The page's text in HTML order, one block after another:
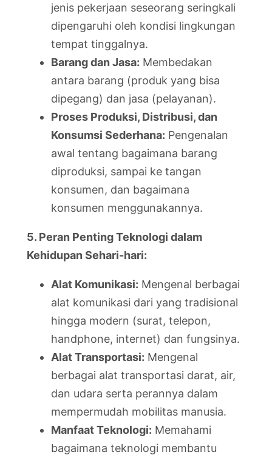
jenis pekerjaan seseorang seringkali
dipengaruhi oleh kondisi lingkungan
tempat tinggalnya.
Barang dan Jasa: Membedakan
antara barang (produk yang bisa
dipegang) dan jasa (pelayanan).
Proses Produksi, Distribusi, dan
Konsumsi Sederhana: Pengenalan
awal tentang bagaimana barang
diproduksi, sampai ke tangan
konsumen, dan bagaimana
konsumen menggunakannya.
5. Peran Penting Teknologi dalam
Kehidupan Sehari-hari:
Alat Komunikasi: Mengenal berbagai
alat komunikasi dari yang tradisional
hingga modern (surat, telepon,
handphone, internet) dan fungsinya.
Alat Transportasi: Mengenal
berbagai alat transportasi darat, air,
dan udara serta perannya dalam
mempermudah mobilitas manusia.
Manfaat Teknologi: Memahami
bagaimana teknologi membantu